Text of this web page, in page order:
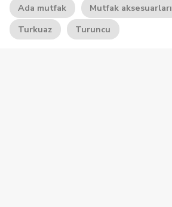
Ada mutfak
Mutfak aksesuarları
Turkuaz
Turuncu